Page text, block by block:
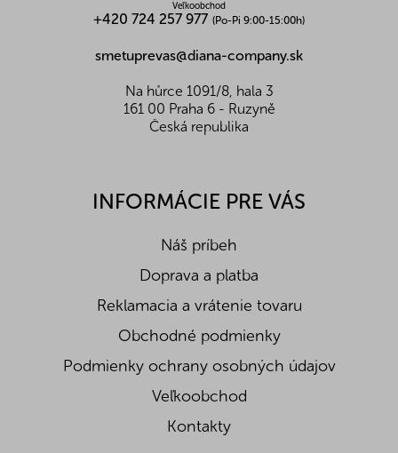
(lepok odstránený počas fermentácie), jedlá soľ.
Môže obsahovať stopy škrupinových plodov,
arašidov, sezamu, zeleru a horčice.
Skladovanie: Skladujte na suchom, temnom a
chladnejšom mieste a po otvorení spotrebujte
do 90 dní.
Nutričné hodnoty na 100g:
-
Z toho nasycené mastné k. (g)
-
Veľkoobchod
+420 724 257 977 (Po-Pi 9:00-15:00h)
smetuprevas@diana-company.sk
Na hůrce 1091/8, hala 3
161 00 Praha 6 - Ruzyně
Česká republika
INFORMÁCIE PRE VÁS
Náš príbeh
Doprava a platba
Reklamacia a vrátenie tovaru
Obchodné podmienky
Podmienky ochrany osobných údajov
Veľkoobchod
Kontakty